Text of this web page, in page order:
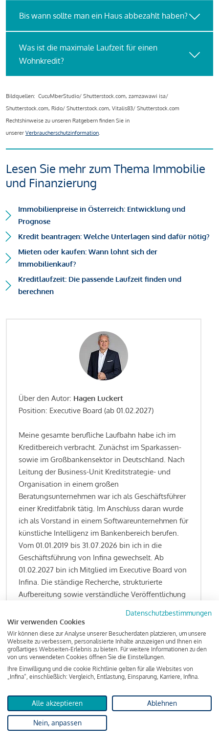
Bis wann sollte man ein Haus abbezahlt haben?
Was ist die maximale Laufzeit für einen
Wohnkredit?
Bildquellen: CucuMberStudio/ Shutterstock.com, zamzawawi isa/
Shutterstock.com, Rido/ Shutterstock.com, Vitalis83/ Shutterstock.com
Rechtshinweise zu unseren Ratgebern finden Sie in
unserer Verbraucherschutzinformation.
Lesen Sie mehr zum Thema Immobilie
und Finanzierung
Immobilienpreise in Österreich: Entwicklung und
Prognose
Kredit beantragen: Welche Unterlagen sind dafür nötig?
Mieten oder kaufen: Wann lohnt sich der
Immobilienkauf?
Kreditlaufzeit: Die passende Laufzeit finden und
berechnen
Über den Autor: Hagen Luckert
Position: Executive Board (ab 01.02.2027)
Meine gesamte berufliche Laufbahn habe ich im
Kreditbereich verbracht. Zunächst im Sparkassen-
sowie im Großbankensektor in Deutschland. Nach
Leitung der Business-Unit Kreditstrategie- und
Organisation in einem großen
Beratungsunternehmen war ich als Geschäftsführer
einer Kreditfabrik tätig. Im Anschluss daran wurde
ich als Vorstand in einem Softwareunternehmen für
künstliche Intelligenz im Bankenbereich berufen.
Vom 01.01.2019 bis 31.07.2026 bin ich in die
Geschäftsführung von Infina gewechselt. Ab
01.02.2027 bin ich Mitglied im Executive Board von
Infina. Die ständige Recherche, strukturierte
Aufbereitung sowie verständliche Veröffentlichung
Kreditgeschäft gehören zu den wesentlichen
Schwerpunktsetzungen meiner Funktion.
Lesen Sie meine Finanzierungs-Tipps
KreditindexDas Wohnkredit Barometer
Datenschutzbestimmungen
Wir verwenden Cookies
Wir können diese zur Analyse unserer Besucherdaten platzieren, um unsere
Webseite zu verbessern, personalisierte Inhalte anzuzeigen und Ihnen ein
großartiges Webseiten-Erlebnis zu bieten. Für weitere Informationen zu den
von uns verwendeten Cookies öffnen Sie die Einstellungen.
Ihre Einwilligung und die cookie Richtlinie gelten für alle Websites von
„Infina“, einschließlich: Vergleich, Entlastung, Einsparung, Karriere, Infina.
Alle akzeptieren Ablehnen
Nein, anpassen